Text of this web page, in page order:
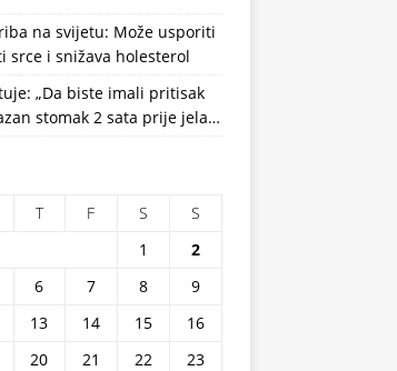
na svijetu: Može usporiti
srce i snižava holesterol
„Da biste imali pritisak
stomak 2 sata prije jela…
T F S
S
1
2
6 7 8
9
13 14 15
16
20 21 22
23